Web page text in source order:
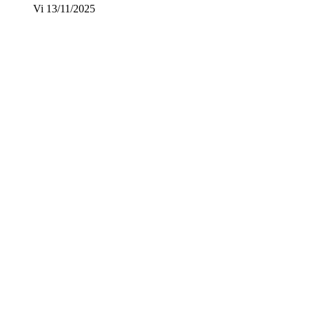
Vi 13/11/2025